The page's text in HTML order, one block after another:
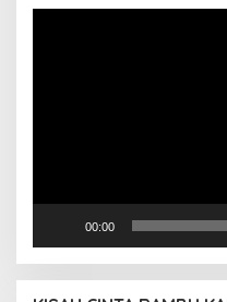
00:00